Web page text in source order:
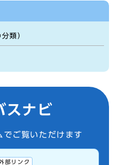
類）
スナビ
ご覧いただけます
部リンク